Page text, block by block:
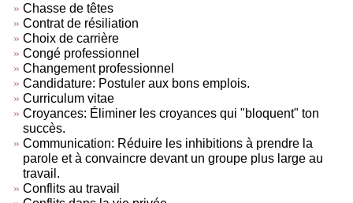
Chasse de têtes
Contrat de résiliation
Choix de carrière
Congé professionnel
Changement professionnel
Candidature: Postuler aux bons emplois.
Curriculum vitae
Croyances: Éliminer les croyances qui "bloquent" ton
succès.
Communication: Réduire les inhibitions à prendre la
parole et à convaincre devant un groupe plus large au
travail.
Conflits au travail